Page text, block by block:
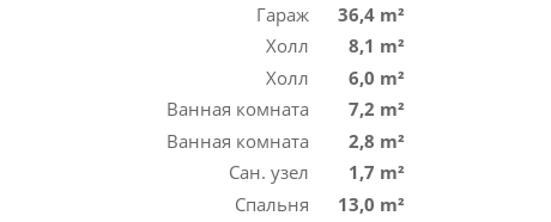
Гараж
36,4 m²
Холл
8,1 m²
Холл
6,0 m²
Ванная комната
7,2 m²
Ванная комната
2,8 m²
Сан. узел
1,7 m²
Спальня
13,0 m²